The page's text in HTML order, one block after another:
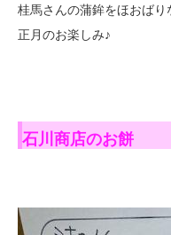
桂馬さんの蒲鉾をほおば
正月のお楽しみ♪
石川商店のお餅